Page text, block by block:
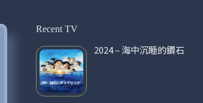
Recent TV
2024 – 海中沉睡的鑽石